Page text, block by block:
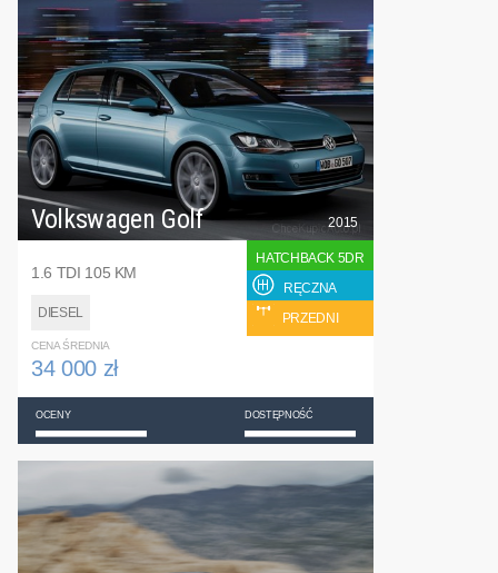
Volkswagen Golf
1.6 TDI 105 KM
DIESEL
2015
HATCHBACK 5DR
RĘCZNA
PRZEDNI
CENA ŚREDNIA
34 000 zł
OCENY DOSTĘPNOŚĆ